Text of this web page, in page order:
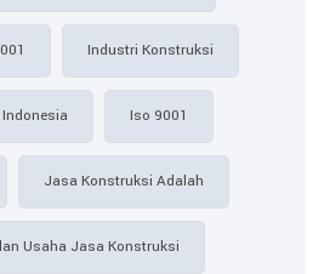
Industri Konstruksi
Iso 9001
Jasa Konstruksi Adalah
Usaha Jasa Konstruksi